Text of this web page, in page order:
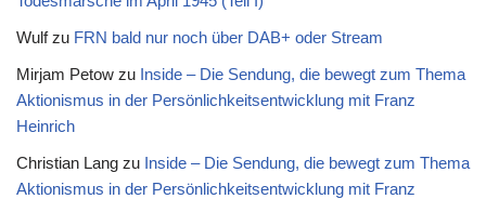
Wulfzu FRN bald nur noch über DAB+ oder Stream
Mirjam Petow zu Inside – Die Sendung, die bewegt zum Thema
Aktionismus in der Persönlichkeitsentwicklung mit Franz
Heinrich
Christian Lang zu Inside – Die Sendung, die bewegt zum Thema
Aktionismus in der Persönlichkeitsentwicklung mit Franz